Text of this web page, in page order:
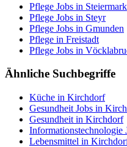
Pflege Jobs in Steiermark
Pflege Jobs in Steyr
Pflege Jobs in Gmunden
Pflege in Freistadt
Pflege Jobs in
Ähnliche Suchbegriffe
Küche in Kirchdorf
Gesundheit Jobs in
Gesundheit in Kirchdorf
Informationstechnologie
Lebensmittel in